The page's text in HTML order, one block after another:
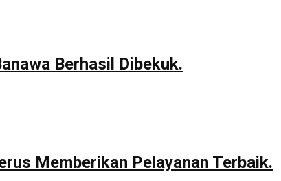
Berhasil Dibekuk.
Memberikan Pelayanan Terbaik.